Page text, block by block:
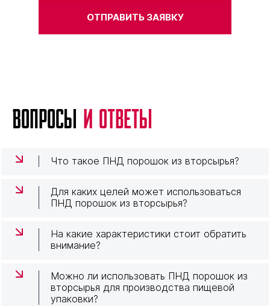
ОТПРАВИТЬ ЗАЯВКУ
Вопросы и ответы
Что такое ПНД порошок из вторсырья?
Для каких целей может использоваться
ПНД порошок из вторсырья?
На какие характеристики стоит обратить
внимание?
Можно ли использовать ПНД порошок из
вторсырья для производства пищевой
упаковки?